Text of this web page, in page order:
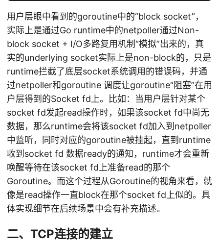
用户层眼中看到的goroutine中的“block socket”，
实际上是通过Go runtime中的netpoller通过Non-
block socket + I/O多路复用机制“模拟”出来的，真
实的underlying socket实际上是non-block的，只是
runtime拦截了底层socket系统调用的错误码，并通
过netpoller和goroutine 调度让goroutine“阻塞”在用
户层得到的Socket fd上。比如：当用户层针对某个
socket fd发起read操作时，如果该socket fd中尚无
数据，那么runtime会将该socket fd加入到netpoller
中监听，同时对应的goroutine被挂起，直到runtime
收到socket fd 数据ready的通知，runtime才会重新
唤醒等待在该socket fd上准备read的那个
Goroutine。而这个过程从Goroutine的视角来看，就
像是read操作一直block在那个socket fd上似的。具
体实现细节在后续场景中会有补充描述。
二、TCP连接的建立